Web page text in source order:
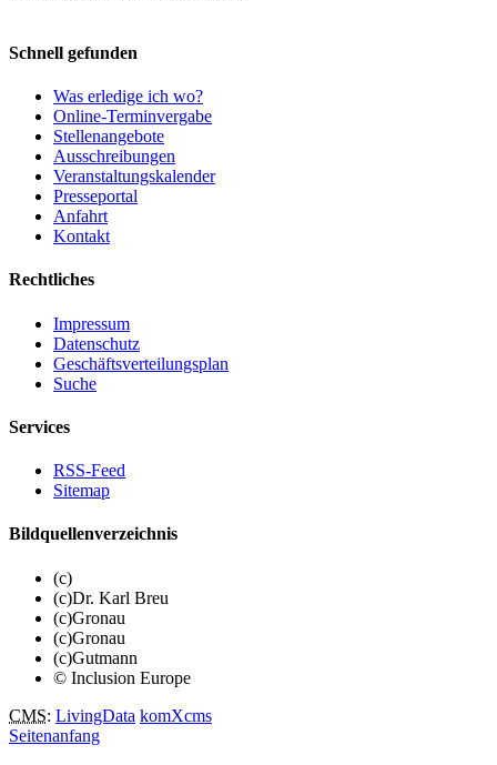
Schnell gefunden
Was erledige ich wo?
Online-Terminvergabe
Stellenangebote
Ausschreibungen
Veranstaltungskalender
Presseportal
Anfahrt
Kontakt
Rechtliches
Impressum
Datenschutz
Geschäftsverteilungsplan
Suche
Services
RSS-Feed
Sitemap
Bildquellenverzeichnis
(c)
(c)Dr. Karl Breu
(c)Gronau
(c)Gronau
(c)Gutmann
© Inclusion Europe
CMS: LivingData komXcms
Seitenanfang